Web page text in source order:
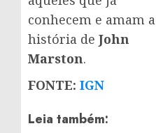
conhecem e amam a
história de John
Marston.
FONTE: IGN
Leia também: